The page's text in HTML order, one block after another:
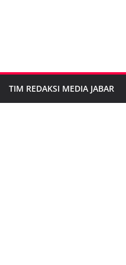
TIM REDAKSI MEDIA JABAR